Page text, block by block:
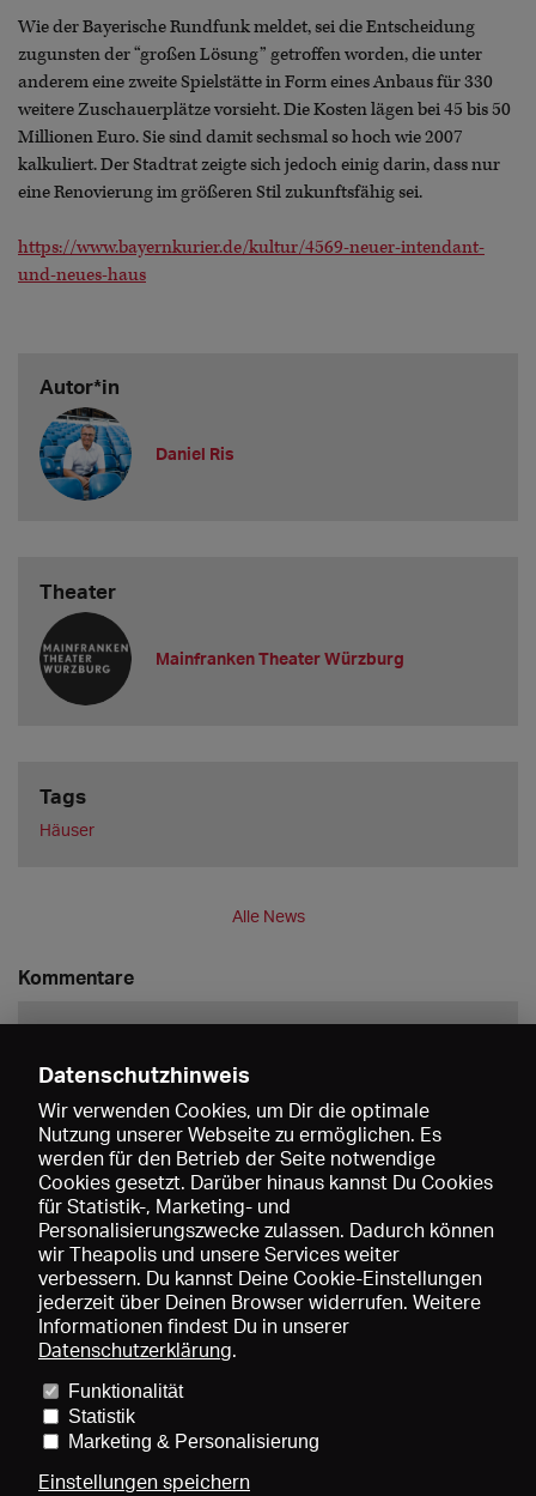
Wie der Bayerische Rundfunk meldet, sei die Entscheidung
zugunsten der “großen Lösung” getroffen worden, die unter
anderem eine zweite Spielstätte in Form eines Anbaus für 330
weitere Zuschauerplätze vorsieht. Die Kosten lägen bei 45 bis 50
Millionen Euro. Sie sind damit sechsmal so hoch wie 2007
kalkuliert. Der Stadtrat zeigte sich jedoch einig darin, dass nur
eine Renovierung im größeren Stil zukunftsfähig sei.
https://www.bayernkurier.de/kultur/4569-neuer-intendant-
und-neues-haus
Autor*in
Daniel Ris
Theater
Mainfranken Theater Würzburg
Tags
Häuser
Alle News
Kommentare
Speichern
Preise und Mitgliedschaften
Mediadaten
Über uns Impressum
Datenschutzhinweis
Wir verwenden Cookies, um Dir die optimale
Nutzung unserer Webseite zu ermöglichen. Es
werden für den Betrieb der Seite notwendige
Cookies gesetzt. Darüber hinaus kannst Du Cookies
für Statistik-, Marketing- und
Personalisierungszwecke zulassen. Dadurch können
wir Theapolis und unsere Services weiter
verbessern. Du kannst Deine Cookie-Einstellungen
jederzeit über Deinen Browser widerrufen. Weitere
Informationen findest Du in unserer
Datenschutzerklärung.
Funktionalität
Statistik
Marketing & Personalisierung
Einstellungen speichern